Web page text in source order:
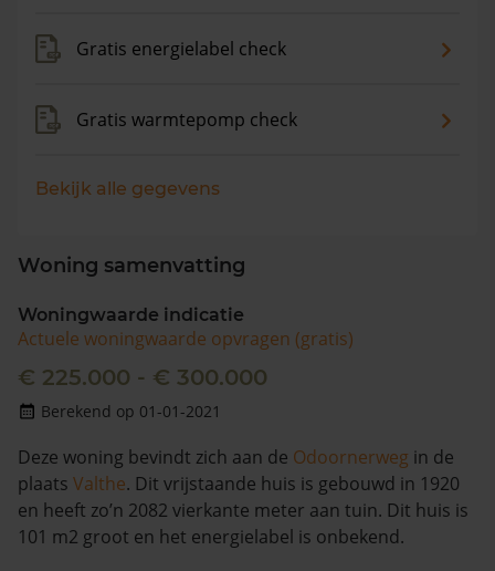
Gratis energielabel check
Gratis warmtepomp check
Bekijk alle gegevens
Woning samenvatting
Woningwaarde indicatie
Actuele woningwaarde opvragen (gratis)
€ 225.000 - € 300.000
Berekend op 01-01-2021
Deze woning bevindt zich aan de Odoornerweg in de
plaats Valthe. Dit vrijstaande huis is gebouwd in 1920
en heeft zo’n 2082 vierkante meter aan tuin. Dit huis is
101 m2 groot en het energielabel is onbekend.